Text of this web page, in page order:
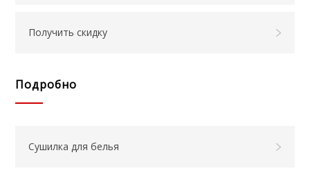
Получить скидку
Подробно
Сушилка для белья